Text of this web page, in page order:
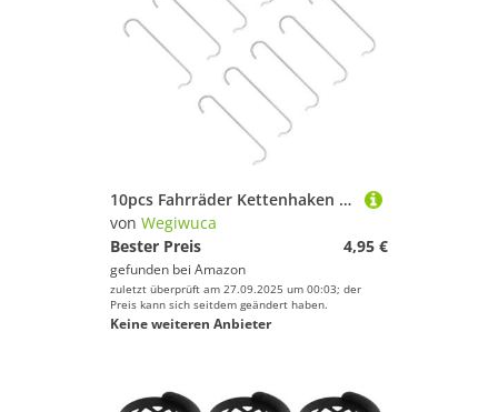
10pcs Fahrräder Kettenhaken Edelstahl Fahrrad Reparaturwerkzeuggelenk Haken Kettenreparaturwerkzeug Fahrradkettenentfernung Werkzeug
von Wegiwuca
Bester Preis
4,95 €
gefunden bei Amazon
zuletzt überprüft am 27.09.2025 um 00:03; der
Preis kann sich seitdem geändert haben.
Keine weiteren Anbieter